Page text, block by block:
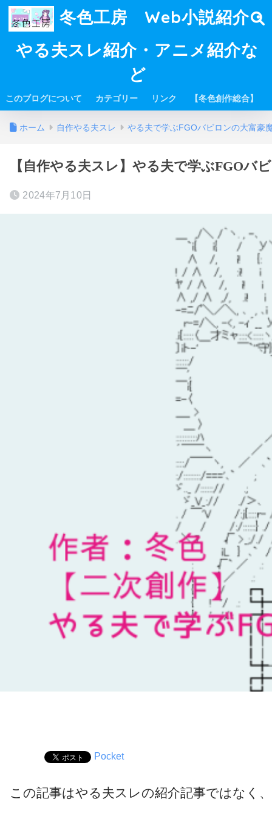
冬色工房 Web小説紹介・
やる夫スレ紹介・アニメ紹介な
ど
このブログについて カテゴリー リンク 【冬色創作総合】
ホーム 自作やる夫スレ やる夫で学ぶFGOバビロンの大富豪
【自作やる夫スレ】やる夫で学ぶFGOバ
2024年7月10日
Pocket
この記事はやる夫スレの紹介記事ではなく